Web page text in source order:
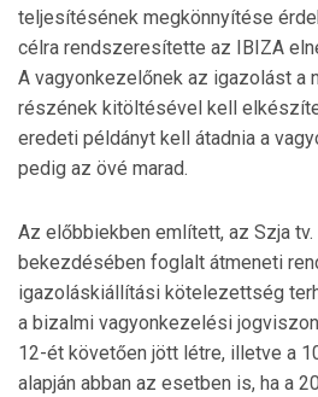
teljesítésének megkönnyítése
célra rendszeresítette az IBIZA
A vagyonkezelőnek az igazolást a
részének kitöltésével kell
eredeti példányt kell átadnia a
pedig az övé marad.
Az előbbiekben említett, az Szja tv.
bekezdésében foglalt átmeneti
igazoláskiállítási kötelezettség
a bizalmi vagyonkezelési
12-ét követően jött létre, illetve a
alapján abban az esetben is, ha a